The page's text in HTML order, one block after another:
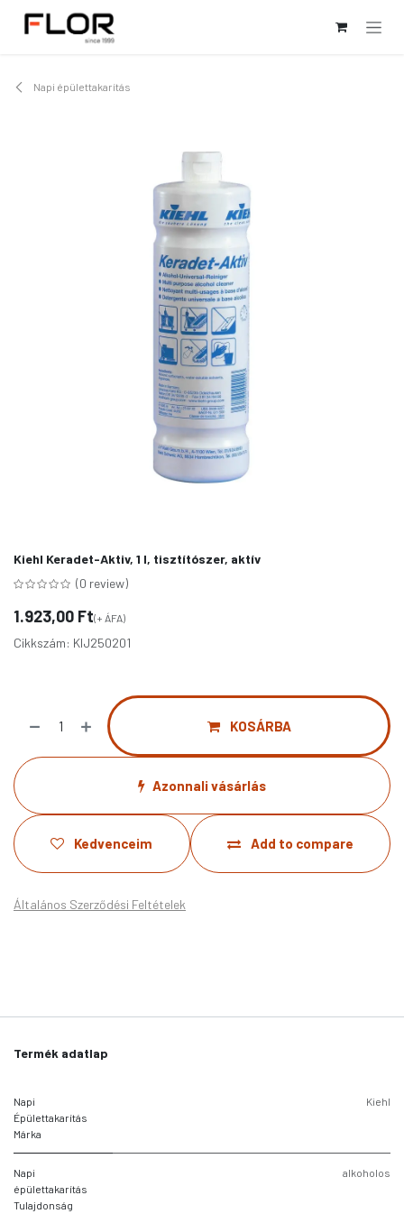
Napi épülettakarítás
Kiehl Keradet-Aktiv, 1 l, tisztítószer, aktív
(0 review)
1.923,00 Ft(+ ÁFA)
Cikkszám: KIJ250201
KOSÁRBA
Azonnali vásárlás
Add to compare
Kedvenceim
Általános Szerződési Feltételek
Termék adatlap
Napi
Épülettakarítás
Márka
Kiehl
Napi
épülettakarítás
Tulajdonság
alkoholos